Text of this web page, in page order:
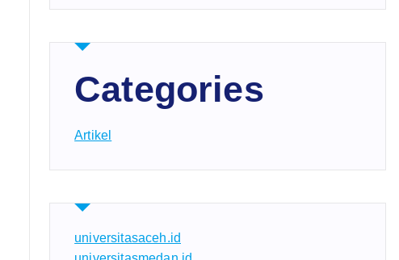
Categories
Artikel
universitasaceh.id